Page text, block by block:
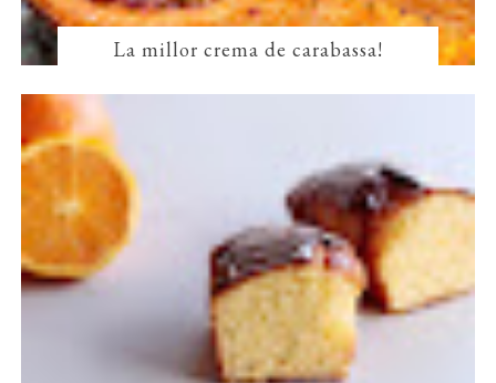
La millor crema de carabassa!